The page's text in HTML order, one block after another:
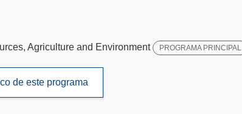
Agriculture and Environment PROGRAMA PRINCIPAL
de este programa